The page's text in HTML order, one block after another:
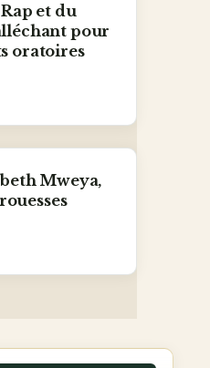
et du
pour
oratoires
Mweya,